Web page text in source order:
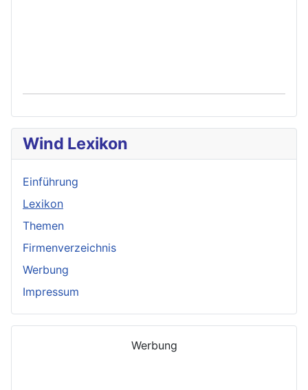
Wind Lexikon
Einführung
Lexikon
Themen
Firmenverzeichnis
Werbung
Impressum
Werbung